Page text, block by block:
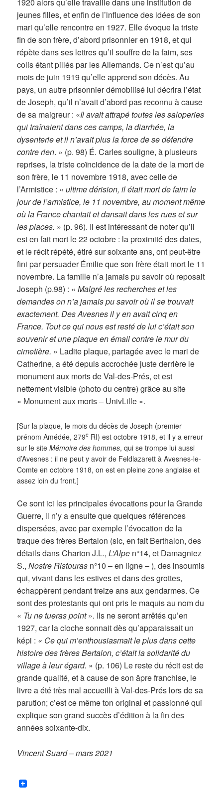
jeunes filles, et enfin de l’influence des idées de son
mari qu’elle rencontre en 1927. Elle évoque la triste
fin de son frère, d’abord prisonnier en 1918, et qui
répète dans ses lettres qu’il souffre de la faim, ses
colis étant pillés par les Allemands. Ce n’est qu’au
mois de juin 1919 qu’elle apprend son décès. Au
pays, un autre prisonnier démobilisé lui décrira l’état
de Joseph, qu’il n’avait d’abord pas reconnu à cause
de sa maigreur : «Il avait attrapé toutes les saloperies
qui traînaient dans ces camps, la diarrhée, la
dysenterie et il n’avait plus la force de se défendre
contre rien. » (p. 98) É. Carles souligne, à plusieurs
reprises, la triste coïncidence de la date de la mort de
son frère, le 11 novembre 1918, avec celle de
l’Armistice : «ultime dérision, il était mort de faim le
jour de l’armistice, le 11 novembre, au moment même
où la France chantait et dansait dans les rues et sur
les places. » (p. 96). Il est intéressant de noter qu’il
est en fait mort le 22 octobre : la proximité des dates,
et le récit répété, étiré sur soixante ans, ont peut-être
fini par persuader Émilie que son frère était mort le 11
novembre. La famille n’a jamais pu savoir où reposait
Joseph (p.98) : «Malgré les recherches et les
demandes on n’a jamais pu savoir où il se trouvait
exactement. Des Avesnes il y en avait cinq en
France. Tout ce qui nous est resté de lui c’était son
souvenir et une plaque en émail contre le mur du
cimetière. » Ladite plaque, partagée avec le mari de
Catherine, a été depuis accrochée juste derrière le
monument aux morts de Val-des-Prés, et est
nettement visible (photo du centre) grâce au site
« Monument aux morts – UnivLille ».
[Sur la plaque, le mois du décès de Joseph (premier
prénom Amédée, 279e RI) est octobre 1918, et il y a erreur
sur le siteMémoire des hommes, qui se trompe lui aussi
d’Avesnes : il ne peut y avoir de Feldlazarett à Avesnes-le-
Comte en octobre 1918, on est en pleine zone anglaise et
assez loin du front.]
Ce sont ici les principales évocations pour la Grande
Guerre, il n’y a ensuite que quelques références
dispersées, avec par exemple l’évocation de la
traque des frères Bertalon (sic, en fait Berthalon, des
détails dans Charton J.L.,L’Alpe n°14, et Damagniez
S.,Nostre Ristouras n°10 – en ligne – ), des insoumis
qui, vivant dans les estives et dans des grottes,
échappèrent pendant treize ans aux gendarmes. Ce
sont des protestants qui ont pris le maquis au nom du
« Tu ne tueras point». Ils ne seront arrêtés qu’en
1927, car la cloche sonnait dès qu’apparaissait un
képi : « Ce qui m’enthousiasmait le plus dans cette
histoire des frères Bertalon, c’était la solidarité du
village à leur égard. » (p. 106) Le reste du récit est de
grande qualité, et à cause de son âpre franchise, le
livre a été très mal accueilli à Val-des-Prés lors de sa
parution; c’est ce même ton original et passionné qui
explique son grand succès d’édition à la fin des
années soixante-dix.
Vincent Suard – mars 2021